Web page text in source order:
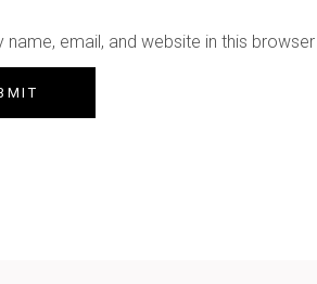
name, email, and website in this